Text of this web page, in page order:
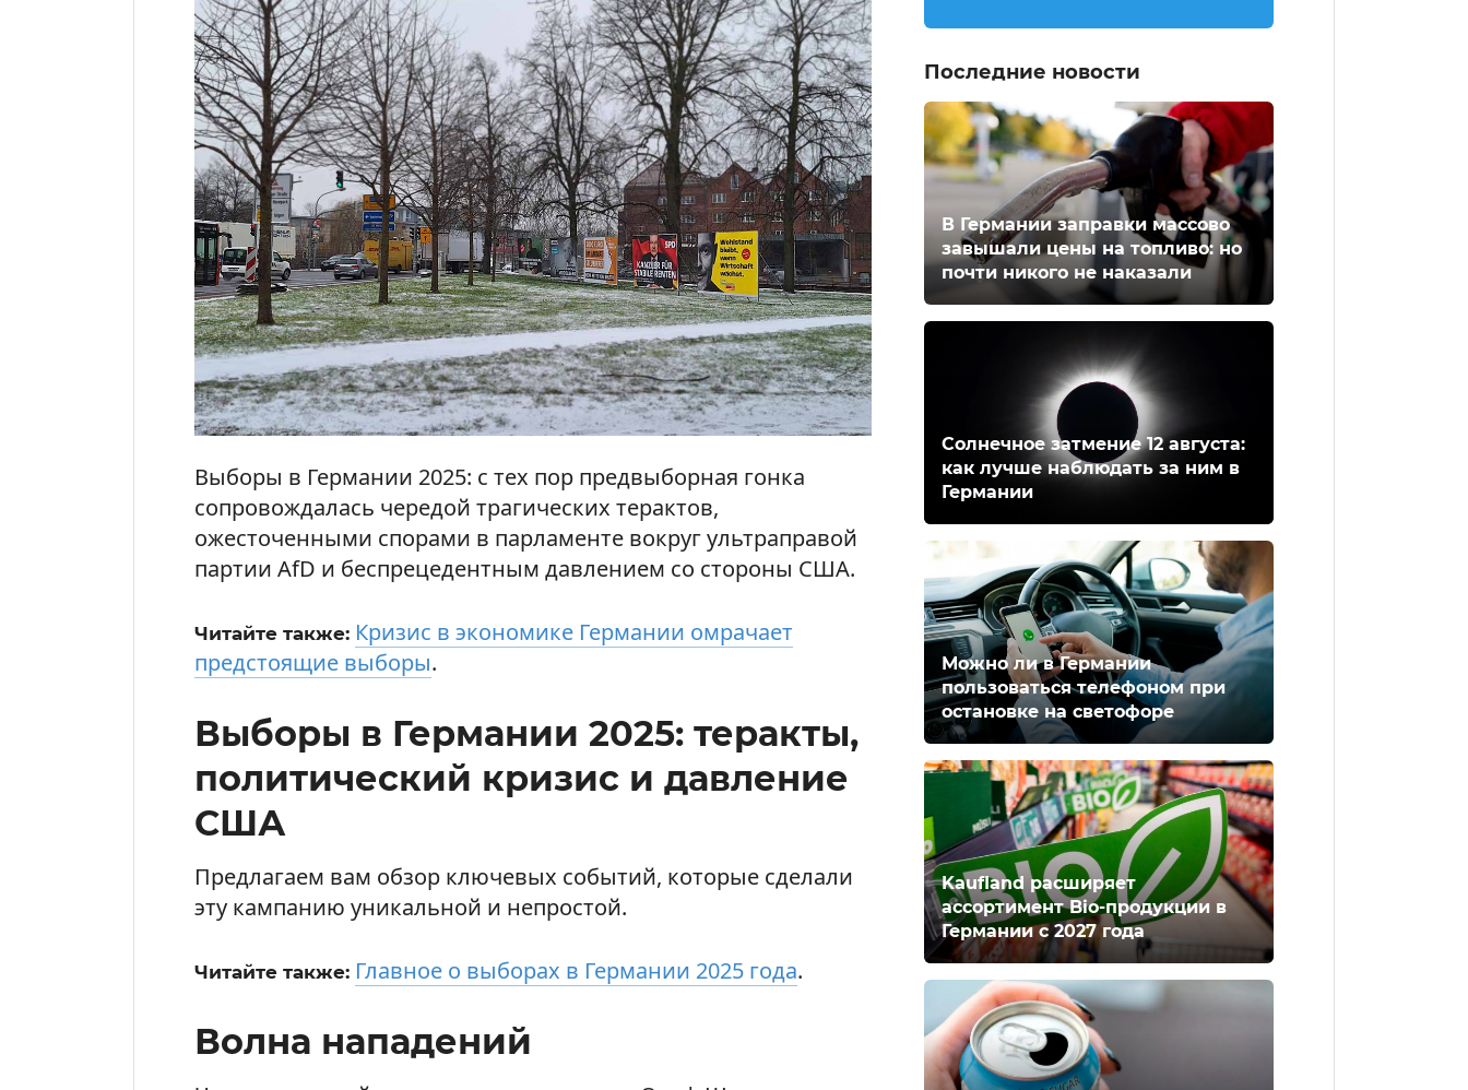
Выборы в Германии 2025: с тех пор предвыборная гонка
сопровождалась чередой трагических терактов,
ожесточенными спорами в парламенте вокруг ультраправой
партии AfD и беспрецедентным давлением со стороны США.
Читайте также: Кризис в экономике Германии омрачает
предстоящие выборы.
Выборы в Германии 2025: теракты,
политический кризис и давление
США
Предлагаем вам обзор ключевых событий, которые сделали
эту кампанию уникальной и непростой.
Читайте также: Главное о выборах в Германии 2025 года.
Волна нападений
Последние новости
В Германии заправки массово
завышали цены на топливо: но
почти никого не наказали
Солнечное затмение 12 августа:
как лучше наблюдать за ним в
Германии
Можно ли в Германии
пользоваться телефоном при
остановке на светофоре
Kaufland расширяет
ассортимент Bio-продукции в
Германии с 2027 года